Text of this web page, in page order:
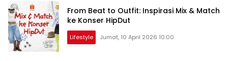
From Beat to Outfit: Inspirasi Mix & Match
ke Konser HipDut
Lifestyle Jumat, 10 April 2026 10:00